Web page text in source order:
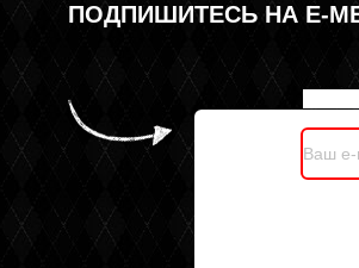
ПОДПИШИТЕСЬ НА Е-